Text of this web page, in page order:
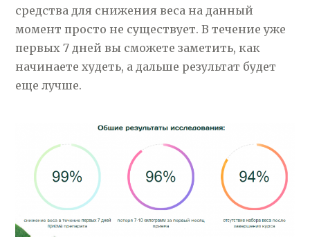
средства для снижения веса на данный
момент просто не существует. В течение уже
первых 7 дней вы сможете заметить, как
начинаете худеть, а дальше результат будет
еще лучше.